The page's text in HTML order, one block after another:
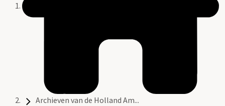
Archieven van de Holland Am...